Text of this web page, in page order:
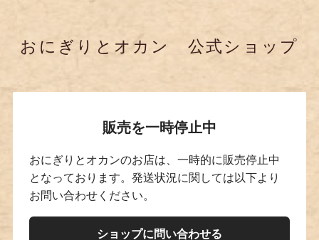
おにぎりとオカン 公式ショップ
販売を一時停止中
おにぎりとオカンのお店は、一時的に販売停止中
となっております。発送状況に関しては以下より
お問い合わせください。
ショップに問い合わせる